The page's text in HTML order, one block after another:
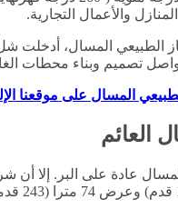
والأعمال التجارية.
تصميم وبناء محطات
المسال على موقعنا
العائم